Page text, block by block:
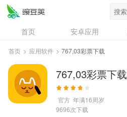
首页 安卓应用
资讯
专题
问答
首页 > 应用软件 > 767,03彩票下载
767,03彩票下载
官方 年满16周岁
9696次下载